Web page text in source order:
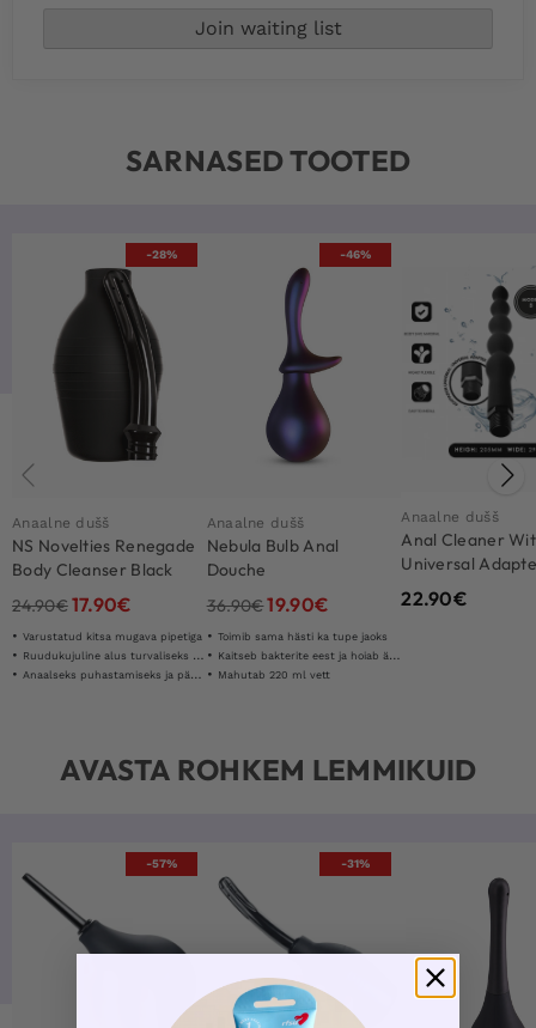
SARNASED TOOTED
-28%
Anaalne dušš
NS Novelties Renegade
Body Cleanser Black
24.90€17.90€
Varustatud kitsa mugava pipetiga
Ruudukujuline alus turvaliseks kasutamiseks
Anaalseks puhastamiseks ja päraku stimuleerimiseks
-46%
Anaalne dušš
Nebula Bulb Anal
Douche
36.90€19.90€
Toimib sama hästi ka tupe jaoks
Kaitseb bakterite eest ja hoiab ära infektsioonid
Mahutab 220 ml vett
Anaalne dušš
Anal Cleaner
Universal
22.90€
AVASTA ROHKEM LEMMIKUID
-57% -31%